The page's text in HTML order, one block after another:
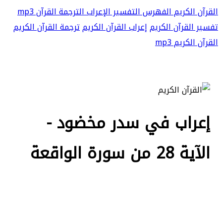
القرآن الكريمالفهرسالتفسيرالإعرابالترجمةالقرآن mp3
تفسير القرآن الكريمإعراب القرآن الكريمترجمة القرآن الكريم
القرآن الكريم mp3
إعراب في سدر مخضود -
الآية 28 من سورة الواقعة